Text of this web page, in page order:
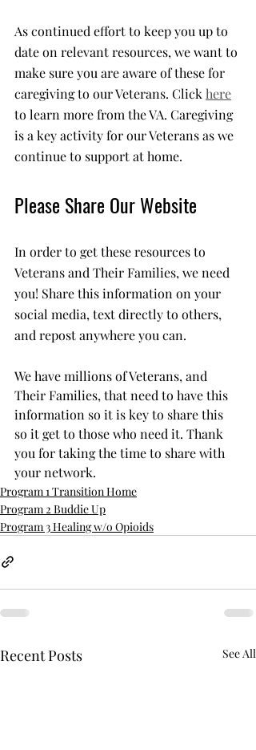
As continued effort to keep you up to
date on relevant resources, we want to
make sure you are aware of these for
caregiving to our Veterans. Click here
to learn more from the VA. Caregiving
is a key activity for our Veterans as we
continue to support at home.
Please Share Our Website
In order to get these resources to
Veterans and Their Families, we need
you! Share this information on your
social media, text directly to others,
and repost anywhere you can.
We have millions of Veterans, and
Their Families, that need to have this
information so it is key to share this
so it get to those who need it. Thank
you for taking the time to share with
your network.
Program 1 Transition Home
Program 2 Buddie Up
Program 3 Healing w/o Opioids
Recent Posts See All